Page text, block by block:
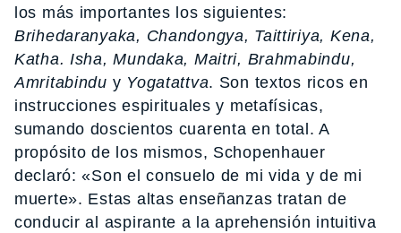
los más importantes los siguientes:
Brihedaranyaka, Chandongya, Taittiriya, Kena,
Katha. Isha, Mundaka, Maitri, Brahmabindu,
Amritabindu y Yogatattva. Son textos ricos en
instrucciones espirituales y metafísicas,
sumando doscientos cuarenta en total. A
propósito de los mismos, Schopenhauer
declaró: «Son el consuelo de mi vida y de mi
muerte». Estas altas enseñanzas tratan de
conducir al aspirante a la aprehensión intuitiva